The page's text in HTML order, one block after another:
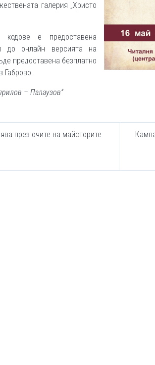
галерия „Христо
кодове е предоставена
до онлайн версията на
предоставена безплатно
Габрово.
– Палаузов“
през очите на майсторите